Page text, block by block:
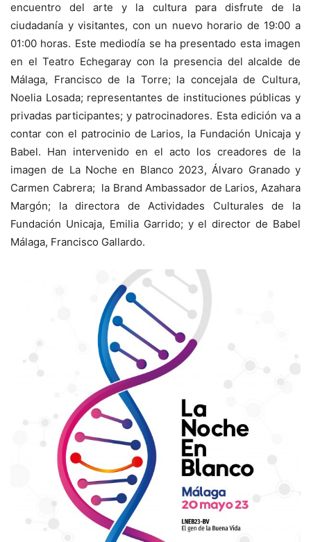
encuentro del arte y la cultura para disfrute de la
ciudadanía y visitantes, con un nuevo horario de 19:00 a
01:00 horas. Este mediodía se ha presentado esta imagen
en el Teatro Echegaray con la presencia del alcalde de
Málaga, Francisco de la Torre; la concejala de Cultura,
Noelia Losada; representantes de instituciones públicas y
privadas participantes; y patrocinadores. Esta edición va a
contar con el patrocinio de Larios, la Fundación Unicaja y
Babel. Han intervenido en el acto los creadores de la
imagen de La Noche en Blanco 2023, Álvaro Granado y
Carmen Cabrera; la Brand Ambassador de Larios, Azahara
Margón; la directora de Actividades Culturales de la
Fundación Unicaja, Emilia Garrido; y el director de Babel
Málaga, Francisco Gallardo.